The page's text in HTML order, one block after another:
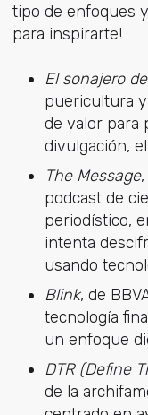
tipo de enfoques
para inspirarte!
El sonajero
puericultura
de valor para
divulgación,
The Message,
podcast de
periodístico,
intenta
usando
Blink, de
tecnología
un enfoque
DTR (Define
de la